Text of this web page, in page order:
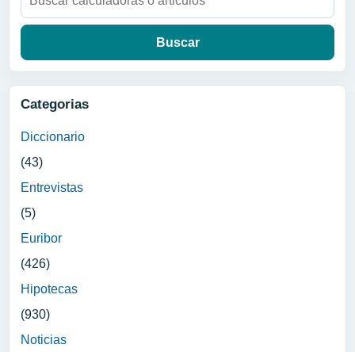
Categorias
Diccionario
(43)
Entrevistas
(5)
Euribor
(426)
Hipotecas
(930)
Noticias